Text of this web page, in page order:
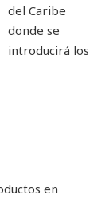
del Caribe
donde se
introducirá los
en